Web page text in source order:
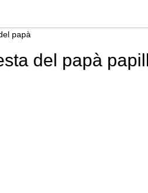
papà
del papà